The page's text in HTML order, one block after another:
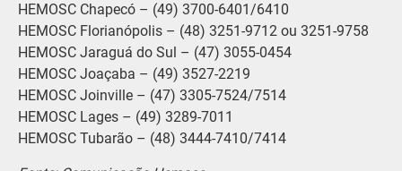
HEMOSC Chapecó – (49) 3700-6401/6410
HEMOSC Florianópolis – (48) 3251-9712 ou 3251-9758
HEMOSC Jaraguá do Sul – (47) 3055-0454
HEMOSC Joaçaba – (49) 3527-2219
HEMOSC Joinville – (47) 3305-7524/7514
HEMOSC Lages – (49) 3289-7011
HEMOSC Tubarão – (48) 3444-7410/7414